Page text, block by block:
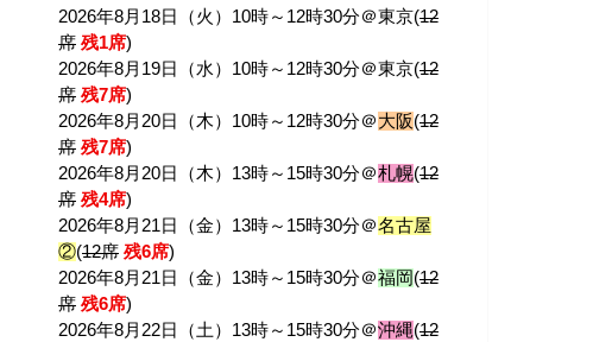
2026年8月18日（火）10時～12時30分＠東京(12
席 残1席)
2026年8月19日（水）10時～12時30分＠東京(12
席 残7席)
2026年8月20日（木）10時～12時30分＠大阪(12
席 残7席)
2026年8月20日（木）13時～15時30分＠札幌(12
席 残4席)
2026年8月21日（金）13時～15時30分＠名古屋
②(12席 残6席)
2026年8月21日（金）13時～15時30分＠福岡 (12
席 残6席)
2026年8月22日（土）13時～15時30分＠沖縄(12